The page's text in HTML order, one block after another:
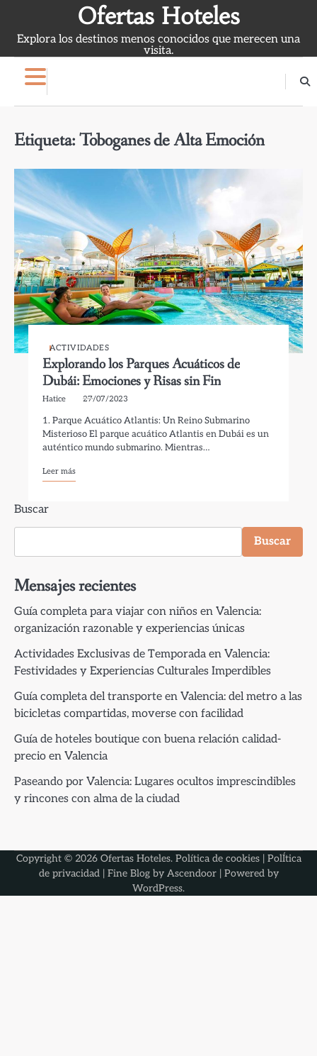
content
Ofertas Hoteles
Explora los destinos menos conocidos que merecen una
visita.
Etiqueta:Toboganes de Alta Emoción
ACTIVIDADES
Explorando los Parques Acuáticos de
Dubái: Emociones y Risas sin Fin
Hatice 27/07/2023
1. Parque Acuático Atlantis: Un Reino Submarino
Misterioso El parque acuático Atlantis en Dubái es un
auténtico mundo submarino. Mientras…
Leer más
Buscar
Buscar
Mensajes recientes
Guía completa para viajar con niños en Valencia:
organización razonable y experiencias únicas
Actividades Exclusivas de Temporada en Valencia:
Festividades y Experiencias Culturales Imperdibles
Guía completa del transporte en Valencia: del metro a las
bicicletas compartidas, moverse con facilidad
Guía de hoteles boutique con buena relación calidad-
precio en Valencia
Paseando por Valencia: Lugares ocultos imprescindibles
y rincones con alma de la ciudad
Copyright © 2026 Ofertas Hoteles. Política de cookies| PolÍtica
de privacidad| Fine Blog by Ascendoor| Powered by
WordPress.